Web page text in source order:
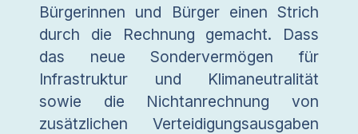
Bürgerinnen und Bürger einen Strich
durch die Rechnung gemacht. Dass
das neue Sondervermögen für
Infrastruktur und Klimaneutralität
sowie die Nichtanrechnung von
zusätzlichen Verteidigungsausgaben